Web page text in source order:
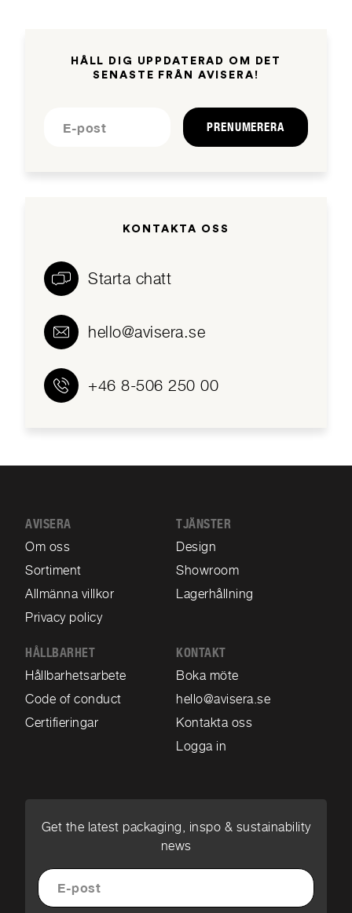
HÅLL DIG UPPDATERAD OM DET
SENASTE FRÅN AVISERA!
PRENUMERERA
KONTAKTA OSS
Starta chatt
hello@avisera.se
+46 8-506 250 00
AVISERA
Om oss
Sortiment
Allmänna villkor
Privacy policy
TJÄNSTER
Design
Showroom
Lagerhållning
HÅLLBARHET
Hållbarhetsarbete
Code of conduct
Certifieringar
KONTAKT
Boka möte
hello@avisera.se
Kontakta oss
Logga in
Get the latest packaging, inspo & sustainability
news